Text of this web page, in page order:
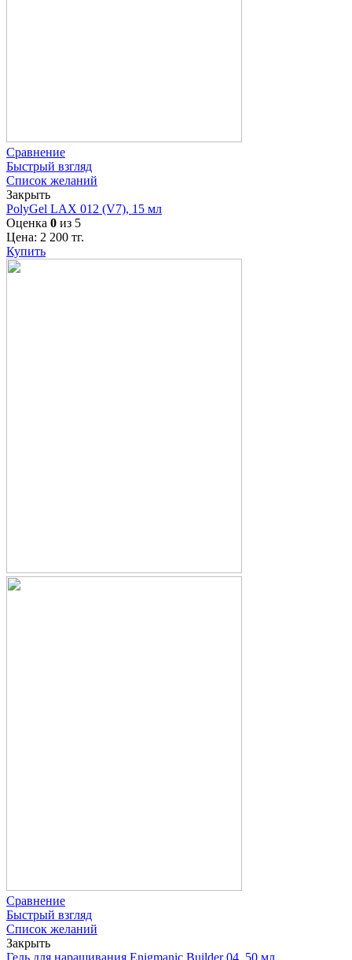
Сравнение
Быстрый взгляд
Список желаний
Закрыть
PolyGel LAX 012 (V7), 15 мл
Оценка 0 из 5
Цена: 2 200 тг.
Купить
Сравнение
Быстрый взгляд
Список желаний
Закрыть
Гель для наращивания Enigmanic Builder 04, 50 мл